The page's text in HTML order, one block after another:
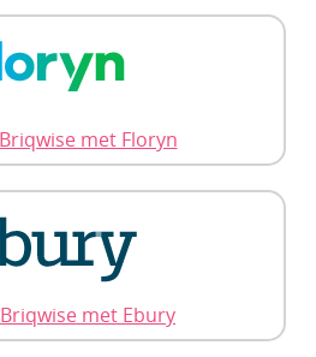
met Floryn
met Ebury